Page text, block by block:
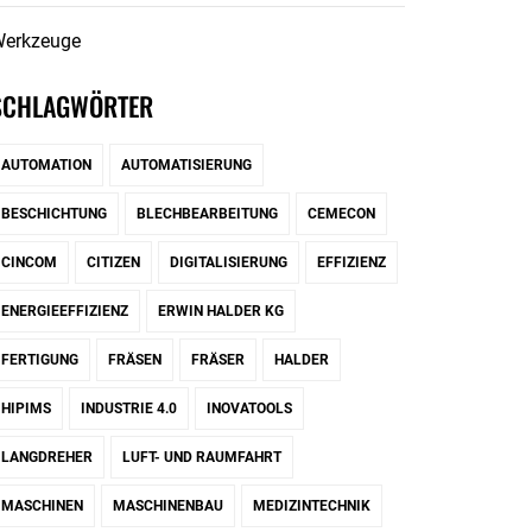
AUTOMATION AUTOMATISIERUNG
BESCHICHTUNG BLECHBEARBEITUNG CEMECON
CINCOM CITIZEN DIGITALISIERUNG EFFIZIENZ
ENERGIEEFFIZIENZ ERWIN HALDER KG
FERTIGUNG FRÄSEN FRÄSER HALDER
HIPIMS INDUSTRIE 4.0 INOVATOOLS
LANGDREHER LUFT- UND RAUMFAHRT
MASCHINEN MASCHINENBAU MEDIZINTECHNIK